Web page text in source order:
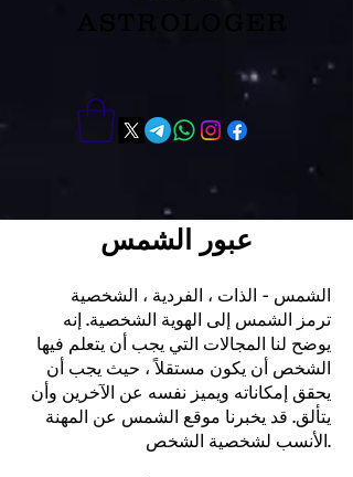
عبور الشمس
الشمس - الذات ، الفردية ، الشخصية
ترمز الشمس إلى الهوية الشخصية. إنه
يوضح لنا المجالات التي يجب أن يتعلم فيها
الشخص أن يكون مستقلاً ، حيث يجب أن
يحقق إمكاناته ويميز نفسه عن الآخرين وأن
يتألق. قد يخبرنا موقع الشمس عن المهنة
الأنسب لشخصية الشخص.